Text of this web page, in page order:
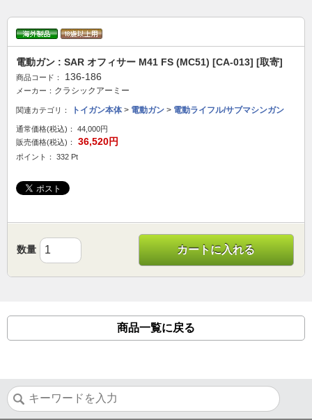
電動ガン : SAR オフィサー M41 FS (MC51) [CA-013] [取寄]
商品コード： 136-186
メーカー： クラシックアーミー
関連カテゴリ： トイガン本体> 電動ガン > 電動ライフル/サブマシンガン
通常価格(税込)：
44,000円
販売価格(税込)：
36,520円
ポイント： 332 Pt
数量 カートに入れる
商品一覧に戻る